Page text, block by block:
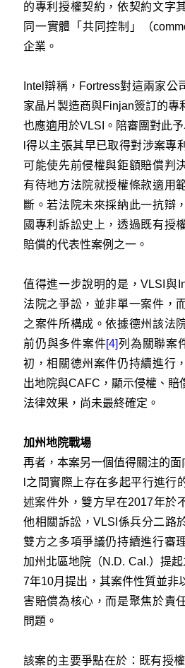
的專利授權契約，依契約文字
同一實體「共同控制」（
企業。
Intel辯稱，Fortress對這兩家公
家晶片製造商與Finjan簽訂的專
也應適用於VLSI。陪審團對此
l得以主張其早已取得對涉案專
可能使先前侵權與鉅額賠償判
有待地方法院就授權條款適用
斷。若法院未來採納此一抗辯
國專利訴訟史上，透過既有授
賠償的代表性案例之一。
值得進一步說明的是，VLSI與
法院之爭訟，並非單一案件，
之案件所構成。依據德州該法
前仍與多件案件[4]列為關聯案
初，相關德州案件仍持續進行
出地院與CAFC，顯示侵權、賠
法律效果，尚未最終確定。
加州地院戰場
再者，本案另一個值得關注的
l之間實際上存在多起平行進行
述案件外，雙方早在2017年於
他相關訴訟，VLSI係兵分二路
雙方之多項爭議仍持續進行審
加州北區地院（N.D. Cal.）提
7年10月提出，其案件性質並非
害賠償為核心，而是聚焦於責
問題。
該案的主要爭點在於：既有授